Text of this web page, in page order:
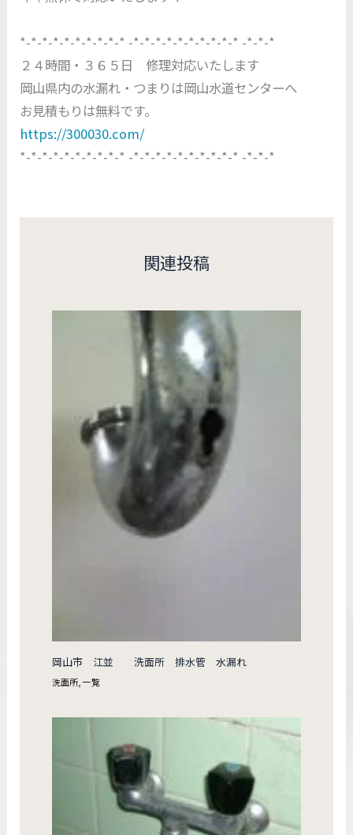
*-*-*-*-*-*-*-*-*-* -*-*-*-*-*-*-*-*-*-* -*-*-*
２４時間・３６５日 修理対応いたします
岡山県内の水漏れ・つまりは岡山水道センターへ
お見積もりは無料です。
https://300030.com/
*-*-*-*-*-*-*-*-*-* -*-*-*-*-*-*-*-*-*-* -*-*-*
関連投稿
岡山市 江並 洗面所 排水管 水漏れ
洗面所 ,一覧